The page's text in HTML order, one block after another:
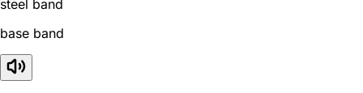
steel band
base band